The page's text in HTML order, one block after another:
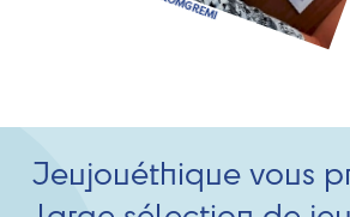
Jeujouéthique vous